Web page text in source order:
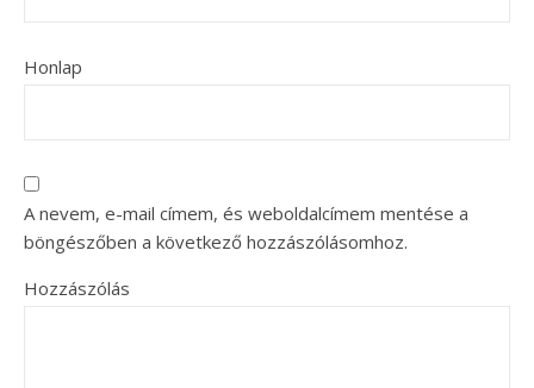
Honlap
A nevem, e-mail címem, és weboldalcímem mentése a
böngészőben a következő hozzászólásomhoz.
Hozzászólás